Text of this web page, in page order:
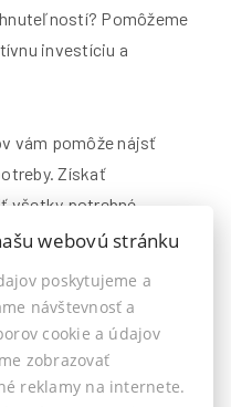
Pomôžeme
investíciu a
vám pomôže nájsť
Získať
všetky potrebné
vášho domova bez
výhody
webovú stránku
poskytujeme a
návštevnosť a
cookie a údajov
zobrazovať
reklamy na internete.